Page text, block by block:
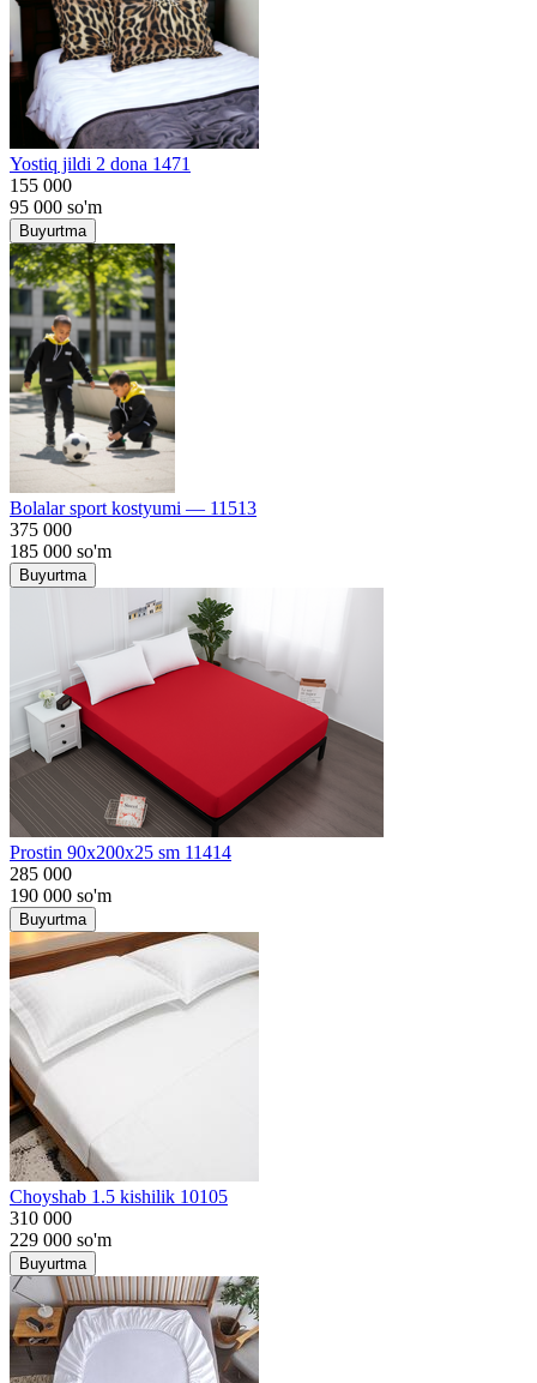
Yostiq jildi 2 dona 1471
155 000
95 000 so'm
Buyurtma
Bolalar sport kostyumi — 11513
375 000
185 000 so'm
Buyurtma
Prostin 90x200x25 sm 11414
285 000
190 000 so'm
Buyurtma
Choyshab 1.5 kishilik 10105
310 000
229 000 so'm
Buyurtma